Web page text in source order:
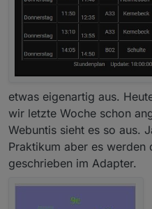
etwas eigenartig aus.
wir letzte Woche schon
Webuntis sieht es so aus.
Praktikum aber es werden
geschrieben im Adapter.